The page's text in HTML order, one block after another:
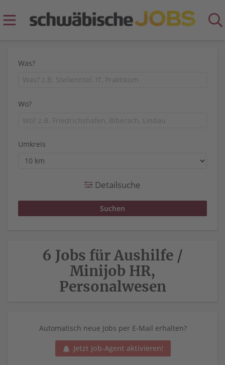
Was?
Wo?
Umkreis
Detailsuche
6 Jobs für Aushilfe /
Minijob HR,
Personalwesen
Automatisch neue Jobs per E-Mail erhalten?
Jetzt Job-Agent aktivieren!